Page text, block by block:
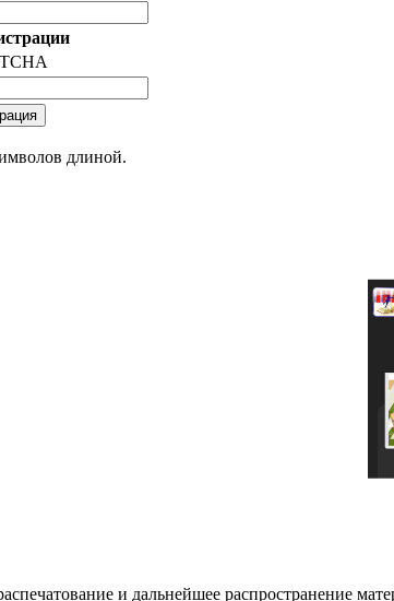
длиной.
и дальнейшее распространение